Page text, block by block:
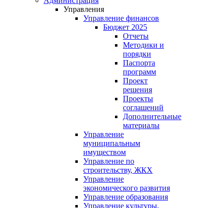
Управления
Управление финансов
Бюджет 2025
Отчеты
Методики и
порядки
Паспорта
программ
Проект
решения
Проекты
соглашений
Дополнительные
материалы
Управление
муниципальным
имуществом
Управление по
строительству, ЖКХ
Управление
экономического развития
Управление образования
Управление культуры,